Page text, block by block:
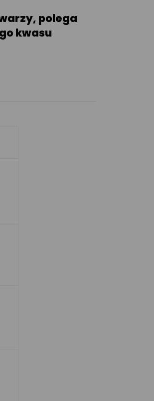
polega
kwasu